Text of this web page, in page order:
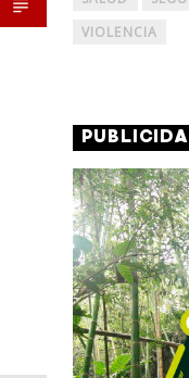
VIOLENCIA